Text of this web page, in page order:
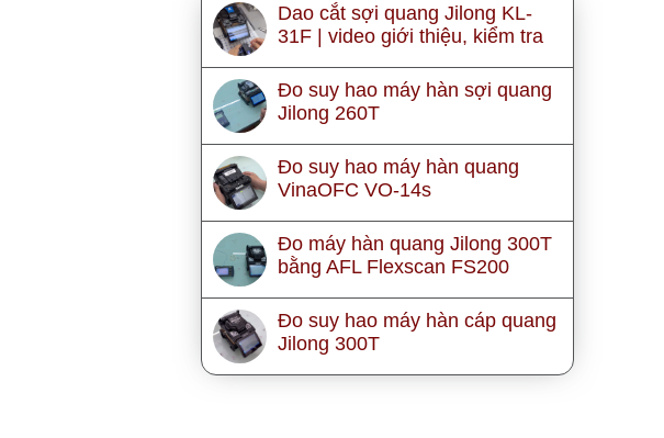
Dao cắt sợi quang Jilong KL-
31F | video giới thiệu, kiểm tra
Đo suy hao máy hàn sợi quang
Jilong 260T
Đo suy hao máy hàn quang
VinaOFC VO-14s
Đo máy hàn quang Jilong 300T
bằng AFL Flexscan FS200
Đo suy hao máy hàn cáp quang
Jilong 300T